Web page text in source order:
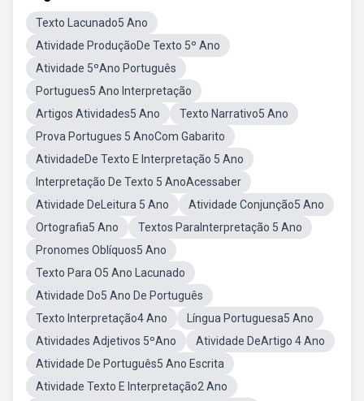
Texto Lacunado5 Ano
Atividade ProduçãoDe Texto 5º Ano
Atividade 5ºAno Português
Portugues5 Ano Interpretação
Artigos Atividades5 Ano
Texto Narrativo5 Ano
Prova Portugues 5 AnoCom Gabarito
AtividadeDe Texto E Interpretação 5 Ano
Interpretação De Texto 5 AnoAcessaber
Atividade DeLeitura 5 Ano
Atividade Conjunção5 Ano
Ortografia5 Ano
Textos ParaInterpretação 5 Ano
Pronomes Oblíquos5 Ano
Texto Para O5 Ano Lacunado
Atividade Do5 Ano De Português
Texto Interpretação4 Ano
Língua Portuguesa5 Ano
Atividades Adjetivos 5ºAno
Atividade DeArtigo 4 Ano
Atividade De Português5 Ano Escrita
Atividade Texto E Interpretação2 Ano